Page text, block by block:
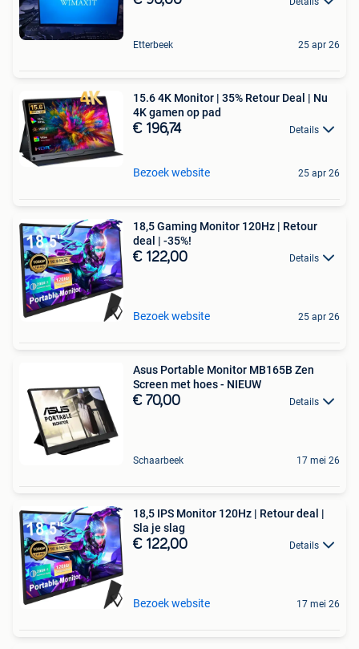
Etterbeek 25 apr 26
15.6 4K Monitor | 35% Retour Deal | Nu
4K gamen op pad
€ 196,74 Details
Bezoek website 25 apr 26
18,5 Gaming Monitor 120Hz | Retour
deal | -35%!
€ 122,00 Details
Bezoek website 25 apr 26
Asus Portable Monitor MB165B Zen
Screen met hoes - NIEUW
€ 70,00 Details
Schaarbeek 17 mei 26
18,5 IPS Monitor 120Hz | Retour deal |
Sla je slag
€ 122,00 Details
Bezoek website 17 mei 26